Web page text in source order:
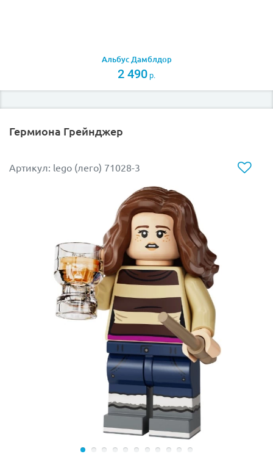
Альбус Дамблдор
2 490р.
Гермиона Грейнджер
Артикул: lego (лего) 71028-3